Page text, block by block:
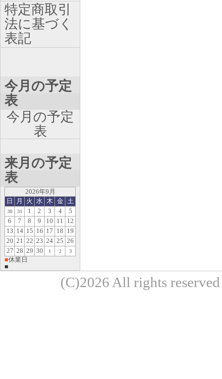
特定商取引
法に基づく
表記
今月の予定
表
今月の予定
表
来月の予定
表
2026年9月
日
月 火 水 木 金 土
30 31 1 2 3 4
5
6
7 8 9 10 11
12
13 14 15 16 17 18 19
20 21 22 23 24 25 26
27 28 29 30 1 2 3
■休業日
■
(C)2026 All rights